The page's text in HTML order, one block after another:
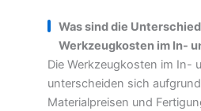
Was sind die
Werkzeugkosten im In-
Die Werkzeugkosten im In-
unterscheiden sich
Materialpreisen und